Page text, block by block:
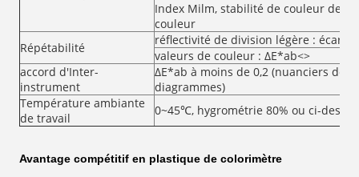
Index Milm, stabilité de couleur de
couleur
Répétabilité
réflectivité de division légère : écart
valeurs de couleur : ΔE*ab<>
accord d'Inter-
instrument
ΔE*ab à moins de 0,2 (nuanciers de
diagrammes)
Température ambiante
de travail
0~45℃, hygrométrie 80% ou ci-
Avantage compétitif en plastique de colorimètre